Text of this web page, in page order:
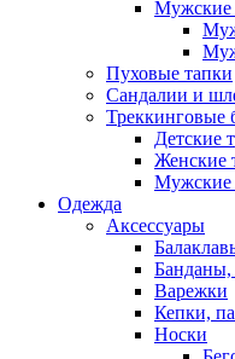
Мужские
Пуховые тапки
Сандалии и
Треккинговые
Детские
Женские
Мужские
Одежда
Аксессуары
Варежки
Кепки,
Носки